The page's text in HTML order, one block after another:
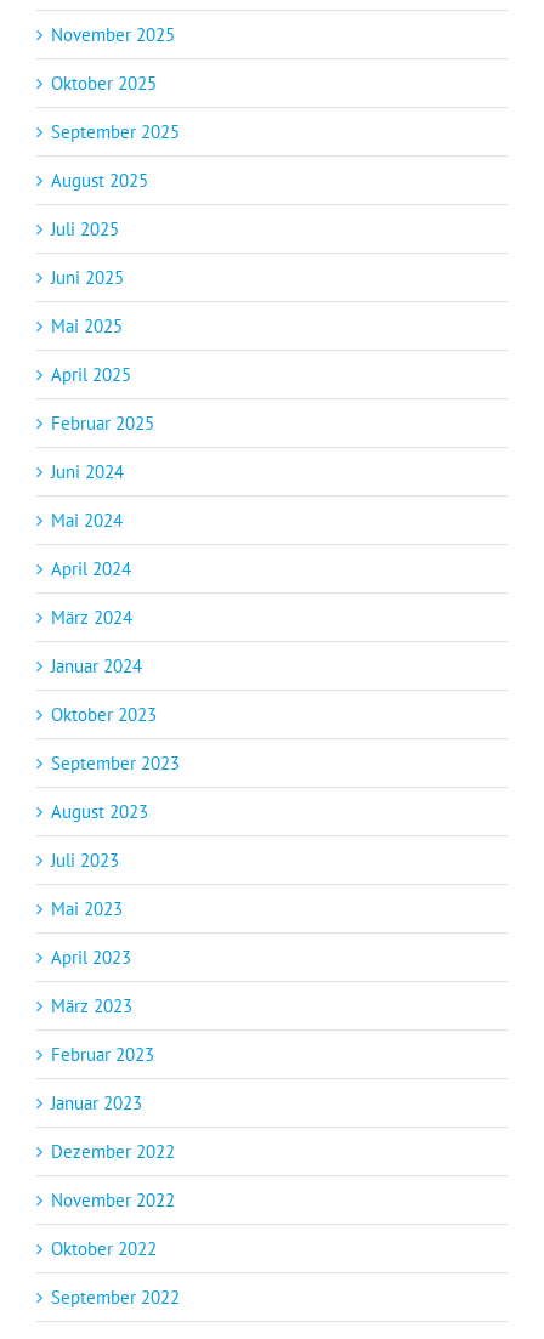
November 2025
Oktober 2025
September 2025
August 2025
Juli 2025
Juni 2025
Mai 2025
April 2025
Februar 2025
Juni 2024
Mai 2024
April 2024
März 2024
Januar 2024
Oktober 2023
September 2023
August 2023
Juli 2023
Mai 2023
April 2023
März 2023
Februar 2023
Januar 2023
Dezember 2022
November 2022
Oktober 2022
September 2022